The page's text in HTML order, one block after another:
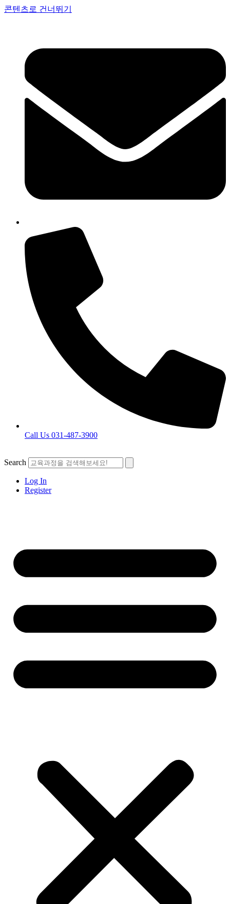
콘텐츠로 건너뛰기
Call Us 031-487-3900
Search
Log In
Register